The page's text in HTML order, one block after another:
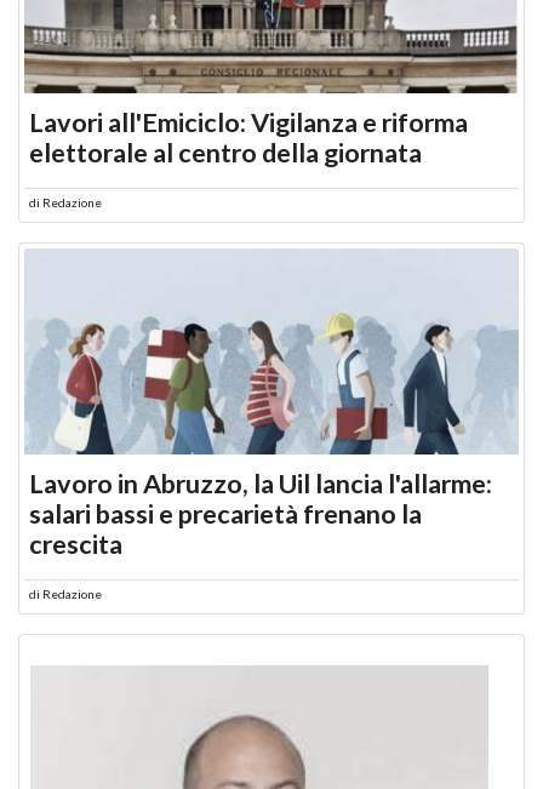
Lavori all'Emiciclo: Vigilanza e riforma
elettorale al centro della giornata
di Redazione
Lavoro in Abruzzo, la Uil lancia l'allarme:
salari bassi e precarietà frenano la
crescita
di Redazione